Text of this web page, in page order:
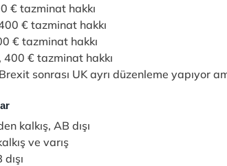
€ tazminat hakkı
€ tazminat hakkı
€ tazminat hakkı
400 € tazminat hakkı
sonrası UK ayrı düzenleme yapıyor
kalkış, AB dışı
ve varış